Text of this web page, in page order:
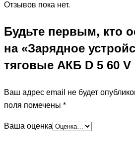
Отзывов пока нет.
Будьте первым, кто
на «Зарядное
тяговые АКБ D 5 60 V
Ваш адрес email не будет
поля помечены *
Ваша оценка